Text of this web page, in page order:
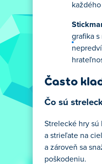
grafika s
Často
Čo sú
Strelecké hry sú
a strieľate na
a zároveň sa
poškodeniu.